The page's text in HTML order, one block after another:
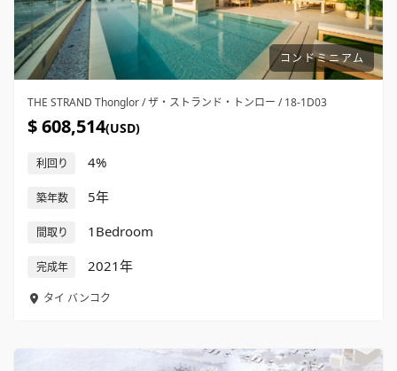
コンドミニアム
THE STRAND Thonglor / ザ・ストランド・トンロー / 18-1D03
$ 608,514(USD)
利回り 4%
築年数 5年
間取り 1Bedroom
完成年 2021年
タイ バンコク